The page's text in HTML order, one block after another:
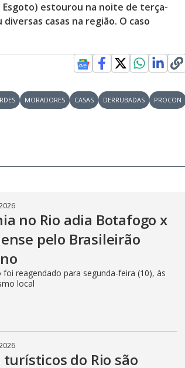
Esgoto) estourou na noite de terça-
casas na região. O caso
MORADORES CASAS DERRUBADAS
PROCON
no Rio adia Botafogo x
pelo Brasileirão
reagendado para segunda-feira (10), às
local
turísticos do Rio são